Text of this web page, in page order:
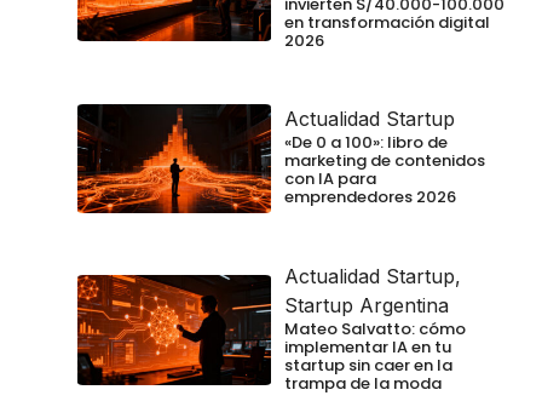
en transformación digital
2026
Actualidad Startup
«De 0 a 100»: libro de
marketing de contenidos
con IA para
emprendedores 2026
Actualidad Startup,
Startup Argentina
Mateo Salvatto: cómo
implementar IA en tu
startup sin caer en la
trampa de la moda